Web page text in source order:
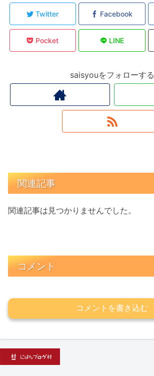
Twitter Facebook
Pocket LINE
saisyouをフォローする
関連記事
関連記事は見つかりませんでした。
コメント
コメントを書き込む